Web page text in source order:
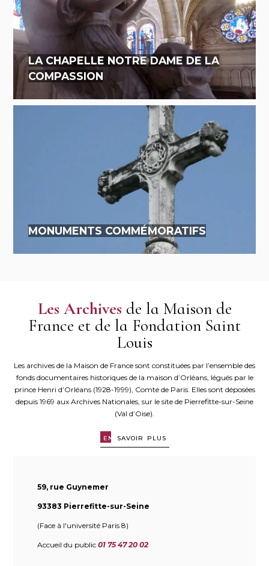
LA CHAPELLE NOTRE DAME DE LA
COMPASSION
MONUMENTS COMMÉMORATIFS
Les Archives de la Maison de
France et de la Fondation Saint
Louis
Les archives de la Maison de France sont constituées par l’ensemble des
fonds documentaires historiques de la maison d’Orléans, légués par le
prince Henri d’Orléans (1928-1999), Comte de Paris. Elles sont déposées
depuis 1969 aux Archives Nationales, sur le site de Pierrefitte-sur-Seine
(Val d’Oise).
EN SAVOIR PLUS
59, rue Guynemer
93383 Pierrefitte-sur-Seine
(Face à l'université Paris 8)
Accueil du public01 75 47 20 02